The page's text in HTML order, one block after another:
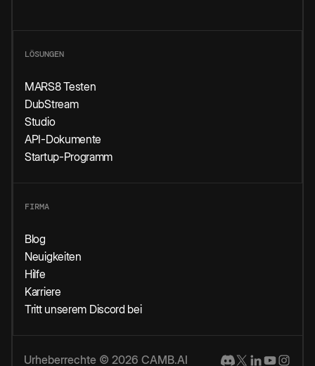
LÖSUNGEN
MARS8 Testen
DubStream
Studio
API-Dokumente
Startup-Programm
FIRMA
Blog
Neuigkeiten
Hilfe
Karriere
Tritt unserem Discord bei
Urheberrechte © 2026 CAMB.AI